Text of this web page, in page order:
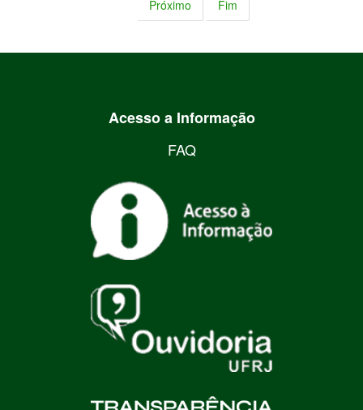
Próximo Fim
Acesso a Informação
FAQ